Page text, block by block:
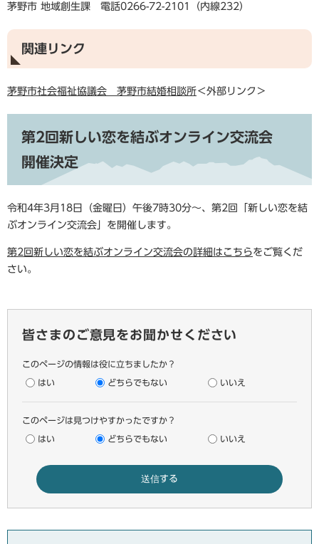
茅野市 地域創生課 電話0266-72-2101（内線232）
関連リンク
茅野市社会福祉協議会 茅野市結婚相談所＜外部リンク＞
第2回 新しい恋を結ぶオンライン交流会
開催決定
令和4年3月18日（金曜日）午後7時30分～、第2回「新しい恋を結
ぶオンライン交流会」を開催します。
第2回新しい恋を結ぶオンライン交流会の詳細はこちらをご覧くだ
さい。
皆さまのご意見をお聞かせください
このページの情報は役に立ちましたか？
はい どちらでもない いいえ
このページは見つけやすかったですか？
はい どちらでもない いいえ